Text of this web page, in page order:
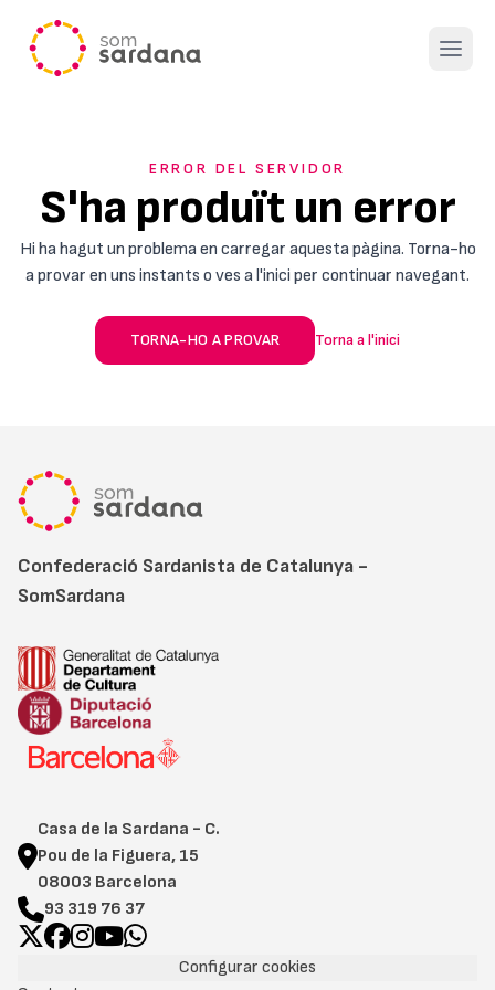
Open
ERROR DEL SERVIDOR
S'ha produït un error
Hi ha hagut un problema en carregar aquesta pàgina. Torna-ho
a provar en uns instants o ves a l'inici per continuar navegant.
TORNA-HO A PROVAR Torna a l'inici
Confederació Sardanista de Catalunya -
SomSardana
Casa de la Sardana - C.
Pou de la Figuera, 15
08003 Barcelona
93 319 76 37
Configurar cookies